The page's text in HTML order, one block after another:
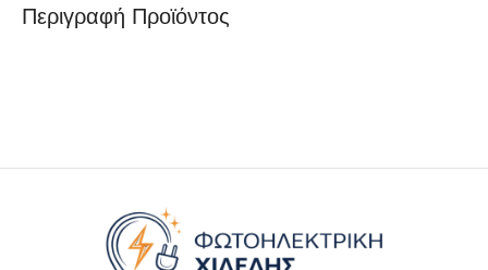
Περιγραφή Προϊόντος